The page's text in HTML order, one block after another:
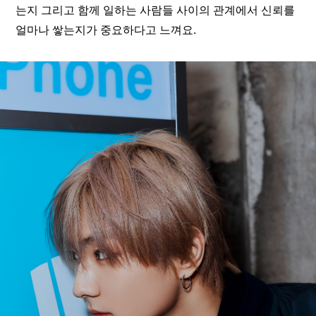
는지 그리고 함께 일하는 사람들 사이의 관계에서 신뢰를
얼마나 쌓는지가 중요하다고 느껴요.